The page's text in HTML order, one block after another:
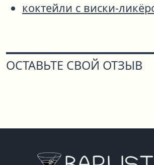
коктейли с виски-
ОСТАВЬТЕ СВОЙ ОТЗЫВ